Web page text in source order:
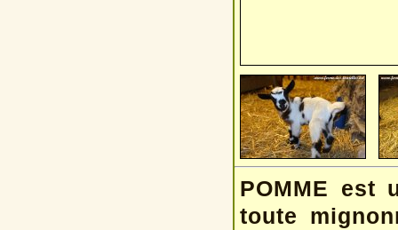
POMME est
toute